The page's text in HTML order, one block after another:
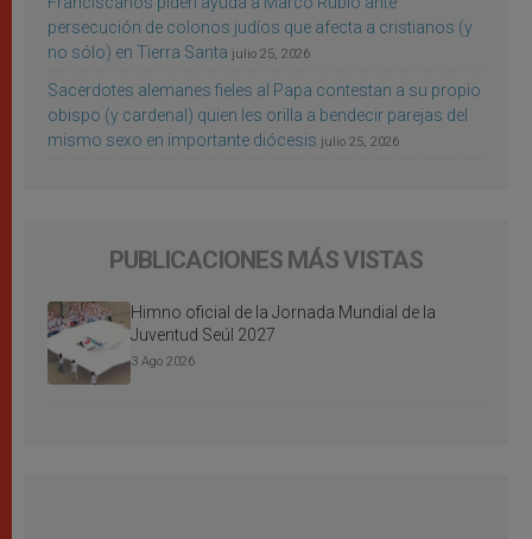
persecución de colonos judíos que afecta a cristianos (y
no sólo) en Tierra Santa julio 25, 2026
Sacerdotes alemanes fieles al Papa contestan a su propio
obispo (y cardenal) quien les orilla a bendecir parejas del
mismo sexo en importante diócesis julio 25, 2026
PUBLICACIONES MÁS VISTAS
Himno oficial de la Jornada Mundial de la
Juventud Seúl 2027
3 Ago 2026